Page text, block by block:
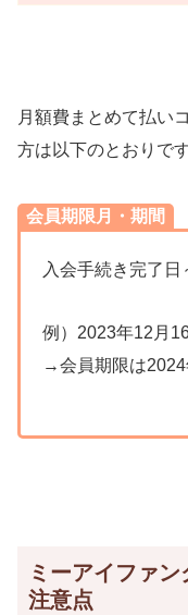
月額費まとめて払い
方は以下のとおりです
会員期限月・期間
入会手続き完了日
例）2023年12月
→会員期限は2024
ミーアイファ
注意点